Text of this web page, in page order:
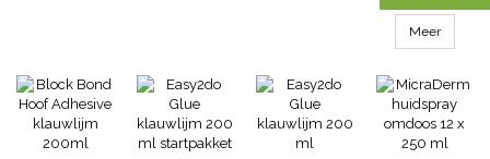
verwerkings-
en
uithardingtijd
optimale
temperatuur
tussen 18-
25°C. BLOCKIT
Meer